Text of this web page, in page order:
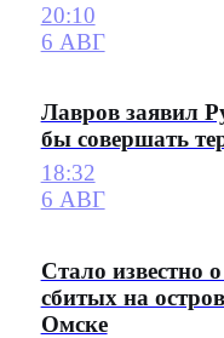
20:10
6 АВГ
Лавров заявил
бы совершать
18:32
6 АВГ
Стало известно
сбитых на
Омске